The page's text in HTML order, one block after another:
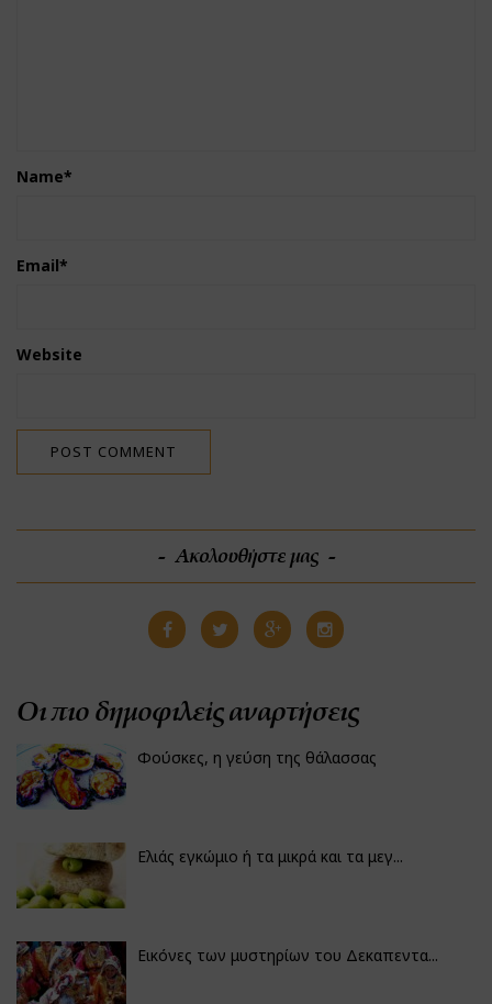
Name*
Email*
Website
Ακολουθήστε μας
Οι πιο δημοφιλείς αναρτήσεις
Φούσκες, η γεύση της θάλασσας
Ελιάς εγκώμιο ή τα μικρά και τα μεγ...
Εικόνες των μυστηρίων του Δεκαπεντα...